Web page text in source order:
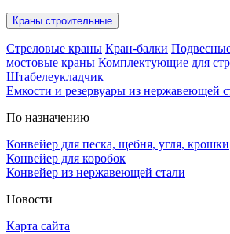
Краны строительные
Стреловые краны Кран-балки
мостовые краны Комплектующие для
Штабелеукладчик
Емкости и резервуары из нержавеющей
По назначению
Конвейер для песка, щебня, угля, крошки
Конвейер для коробок
Конвейер из нержавеющей стали
Новости
Карта сайта